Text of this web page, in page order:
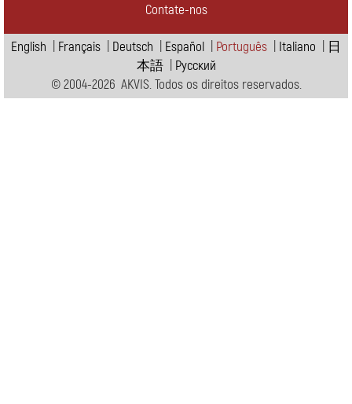
Contate-nos
English Français Deutsch Español Português Italiano
日
本語| Pусский
© 2004-2026 AKVIS. Todos os direitos reservados.